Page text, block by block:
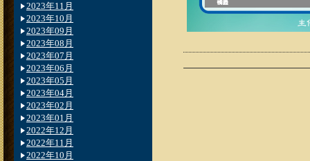
2023年11月
2023年10月
2023年09月
2023年08月
2023年07月
2023年06月
2023年05月
2023年04月
2023年02月
2023年01月
2022年12月
2022年11月
2022年10月